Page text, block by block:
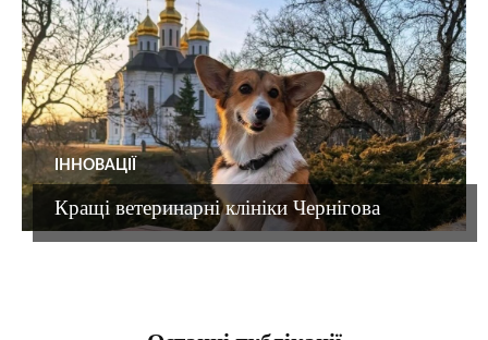
ІННОВАЦІЇ
Кращі ветеринарні клініки Чернігова